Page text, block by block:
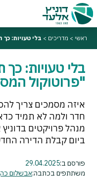
ראשי > מדריכים > בלי טעויות:
בלי טעויות:
"פרוטוקול
איזה מסמכים צריך
חדר ולמה לא תמיד
מנהל פרויקטים
ביום קבלת הדירה
פורסם ב:29.04.2025
משתתפים בכתבה:אבשלום